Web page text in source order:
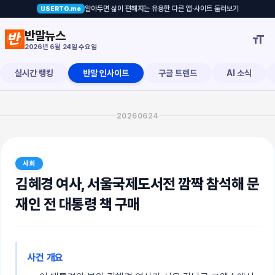
USERTO.me 알아두면 삶이 편해지는 유용한 다른 앱·사이트 둘러보기
해 문재인 전 대통령 책 구매
반말뉴스
2026년 6월 24일 수요일 
실시간 랭킹 반말 인사이트 구글 트렌드 AI 소식
20260624
사회
김혜경 여사, 서울국제도서전 깜짝 참석해 문
재인 전 대통령 책 구매
사건 개요